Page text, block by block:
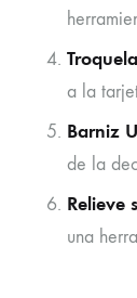
a la
Barniz
de la
Relieve
una